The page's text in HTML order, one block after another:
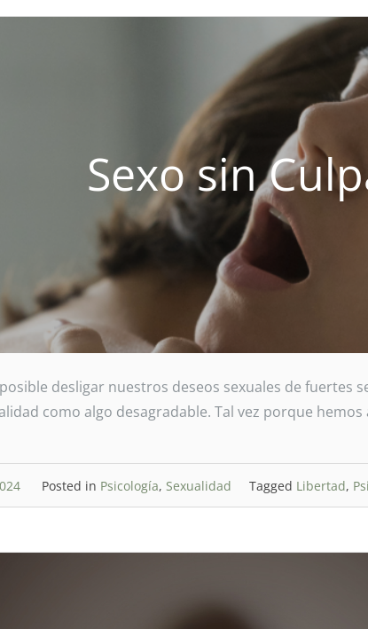
Sexo sin
desligar nuestros deseos sexuales de fuertes
como algo desagradable. Tal vez porque
Posted in Psicología, Sexualidad Tagged Libertad,